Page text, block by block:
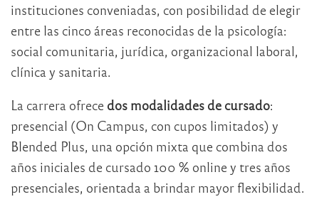
instituciones conveniadas, con posibilidad de elegir
entre las cinco áreas reconocidas de la psicología:
social comunitaria, jurídica, organizacional laboral,
clínica y sanitaria.
La carrera ofrece dos modalidades de cursado:
presencial (On Campus, con cupos limitados) y
Blended Plus, una opción mixta que combina dos
años iniciales de cursado 100 % online y tres años
presenciales, orientada a brindar mayor flexibilidad.